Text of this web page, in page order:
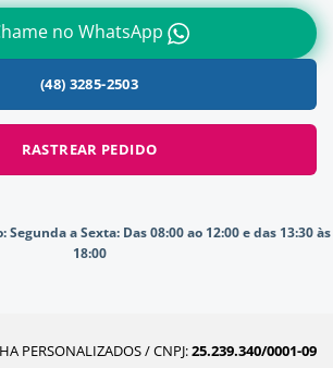
no WhatsApp
(48) 3285-2503
RASTREAR PEDIDO
Segunda a Sexta: Das 08:00 ao 12:00 e das 13:30 às
18:00
PERSONALIZADOS / CNPJ:25.239.340/0001-09